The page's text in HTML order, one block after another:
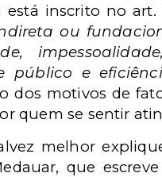
inscrito no art.
ou
público e
dos motivos de
quem se sentir
melhor
que